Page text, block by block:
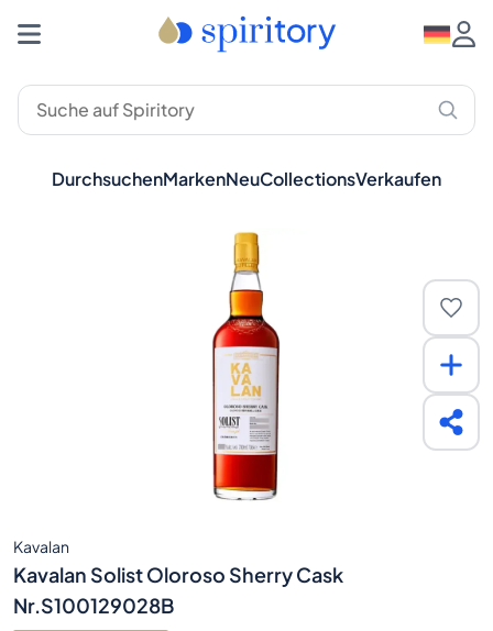
DurchsuchenMarkenNeuCollectionsVerkaufen
Kavalan
Kavalan Solist Oloroso Sherry Cask
Nr.S100129028B